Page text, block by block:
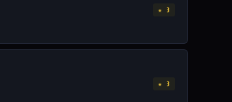
★ 3
★ 3